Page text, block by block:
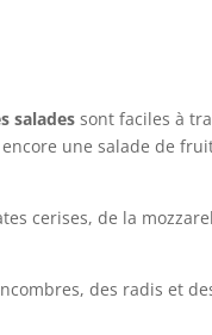
salades sont faciles à
une salade de
cerises, de la
des radis et